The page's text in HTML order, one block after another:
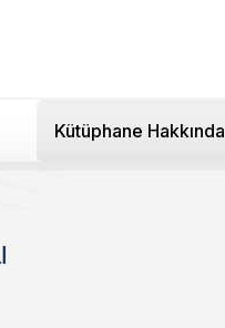
Kütüphane Hakkında
Toplantısı